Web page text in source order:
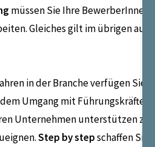
müssen Sie Ihre
Gleiches gilt im übrigen auf
in der Branche verfügen Sie
Umgang mit
Unternehmen unterstützen zu
Step by stepschaffen Sie